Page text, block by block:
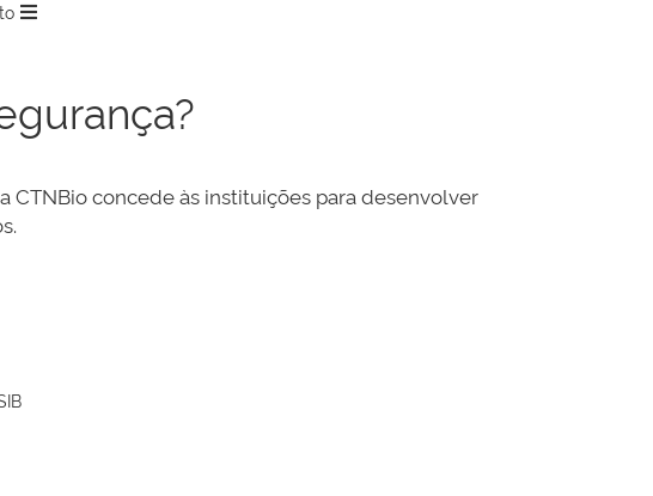
concede às instituições para desenvolver